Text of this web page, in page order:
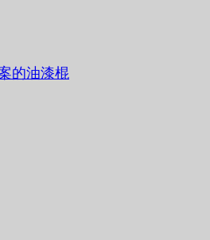
的油漆棍